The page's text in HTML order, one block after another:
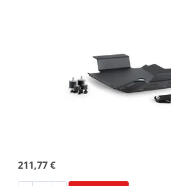
211,77 €